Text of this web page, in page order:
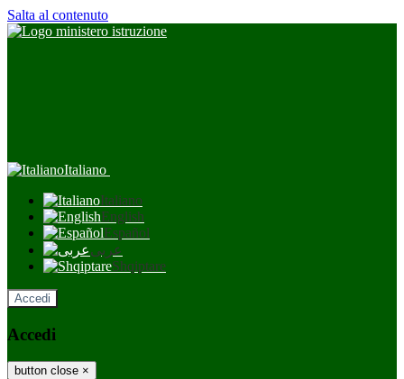
Salta al contenuto
Italiano
Italiano
English
Español
عربى
Shqiptare
Accedi
Accedi
button close ×